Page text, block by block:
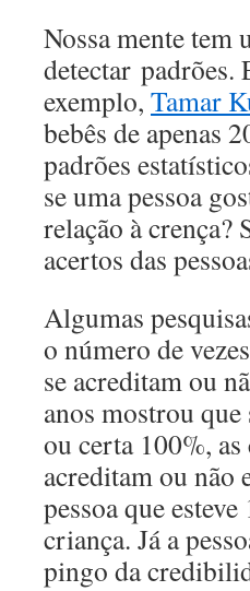
Nossa mente tem
detectar padrões.
exemplo, Tamar
bebês de apenas
padrões
se uma pessoa
relação à crença?
acertos das
Algumas
o número de
se acreditam ou
anos mostrou que
ou certa 100%,
acreditam ou não
pessoa que
criança. Já a
pingo da